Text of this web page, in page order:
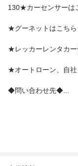
130★カーセンサーは
★グーネットはこち
★レッカーレンタカ
★オートローン、自
◆問い合わせ先◆...